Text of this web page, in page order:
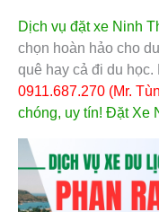
Dịch vụ đặt xe Ninh
chọn hoàn hảo cho
quê hay cả đi du
0911.687.270 (Mr.
chóng, uy tín! Đặt Xe